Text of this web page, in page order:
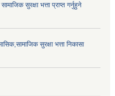
सुरक्षा भत्ता प्राप्त गर्नुहुने
सुरक्षा भत्ता निकासा